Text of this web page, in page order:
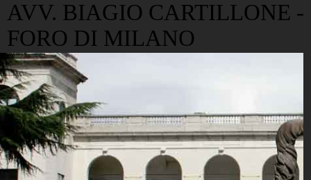
AVV. BIAGIO CARTILLONE -
FORO DI MILANO